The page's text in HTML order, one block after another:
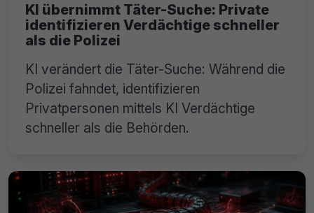
KI übernimmt Täter-Suche: Private
identifizieren Verdächtige schneller
als die Polizei
KI verändert die Täter-Suche: Während die
Polizei fahndet, identifizieren
Privatpersonen mittels KI Verdächtige
schneller als die Behörden.